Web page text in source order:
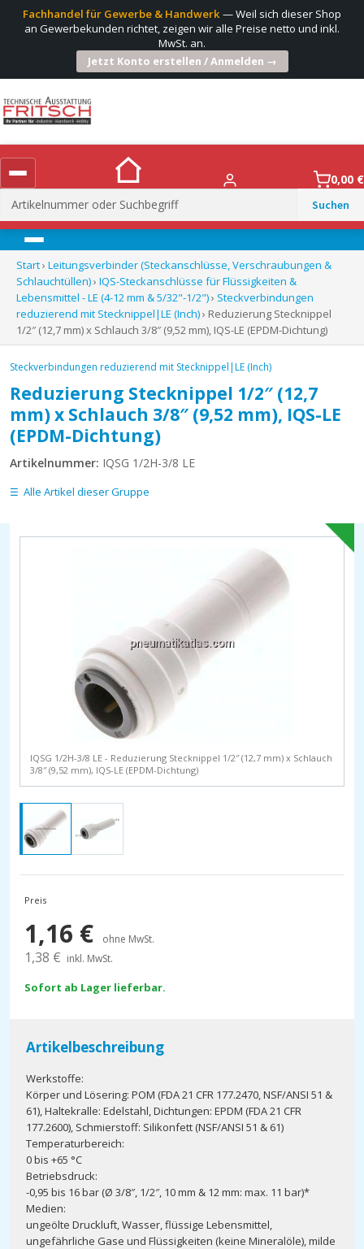
Fachhandel für Gewerbe & Handwerk— Weil sich dieser Shop
an Gewerbekunden richtet, zeigen wir alle Preise netto und inkl.
MwSt. an.
Jetzt Konto erstellen / Anmelden →
Suchen
nach:
0,00 €
Menü
Start› Leitungsverbinder (Steckanschlüsse, Verschraubungen &
Schlauchtüllen)› IQS-Steckanschlüsse für Flüssigkeiten &
Lebensmittel - LE (4-12 mm & 5/32"-1/2")› Steckverbindungen
reduzierend mit Stecknippel|LE (Inch)› Reduzierung Stecknippel
1/2″ (12,7 mm) x Schlauch 3/8″ (9,52 mm), IQS-LE (EPDM-Dichtung)
Steckverbindungen reduzierend mit Stecknippel|LE (Inch)
Reduzierung Stecknippel 1/2″ (12,7
mm) x Schlauch 3/8″ (9,52 mm), IQS-LE
(EPDM-Dichtung)
Artikelnummer: IQSG 1/2H-3/8 LE
Alle Artikel dieser Gruppe
IQSG 1/2H-3/8 LE - Reduzierung Stecknippel 1/2″ (12,7 mm) x Schlauch
3/8″ (9,52 mm), IQS-LE (EPDM-Dichtung)
Preis
1,16 € ohne MwSt.
1,38 € inkl. MwSt.
Sofort ab Lager lieferbar.
Artikelbeschreibung
Werkstoffe:
Körper und Lösering: POM (FDA 21 CFR 177.2470, NSF/ANSI 51 &
61), Haltekralle: Edelstahl, Dichtungen: EPDM (FDA 21 CFR
177.2600), Schmierstoff: Silikonfett (NSF/ANSI 51 & 61)
Temperaturbereich:
0 bis +65 °C
Betriebsdruck:
-0,95 bis 16 bar (Ø 3/8″, 1/2″, 10 mm & 12 mm: max. 11 bar)*
Medien:
ungeölte Druckluft, Wasser, flüssige Lebensmittel,
ungefährliche Gase und Flüssigkeiten (keine Mineralöle), milde